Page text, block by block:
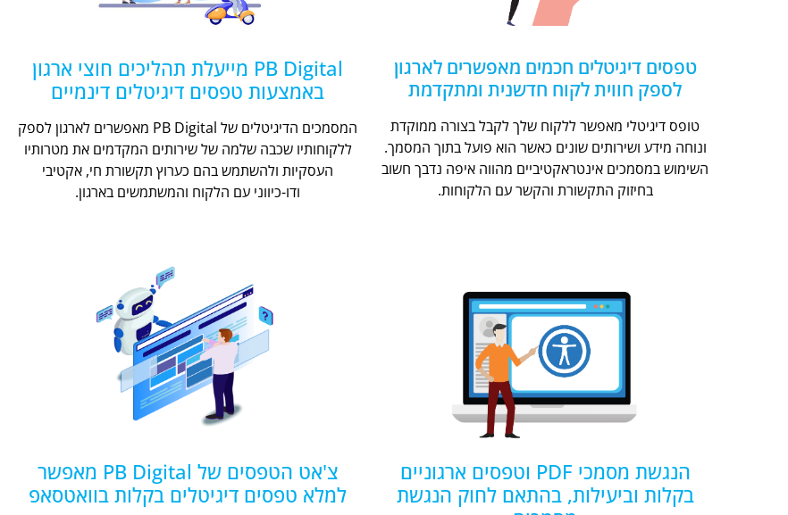
טפסים דיגיטלים חכמים מאפשרים לארגון
לספק חווית לקוח חדשנית ומתקדמת
טופס דיגיטלי מאפשר ללקוח שלך לקבל בצורה ממוקדת
ונוחה מידע ושירותים שונים כאשר הוא פועל בתוך המסמך.
השימוש במסמכים אינטראקטיביים מהווה איפה נדבך חשוב
בחיזוק התקשורת והקשר עם הלקוחות.
PB Digital מייעלת תהליכים חוצי ארגון
באמצעות טפסים דיגיטלים דינמיים
המסמכים הדיגיטלים של PB Digital מאפשרים לארגון לספק
ללקוחותיו שכבה שלמה של שירותים המקדמים את מטרותיו
העסקיות ולהשתמש בהם כערוץ תקשורת חי, אקטיבי
ודו-כיווני עם הלקוח והמשתמשים בארגון.
הנגשת מסמכי PDF וטפסים ארגוניים
בקלות וביעילות, בהתאם לחוק הנגשת
צ'אט הטפסים של PB Digital מאפשר
למלא טפסים דיגיטלים בקלות בוואטסאפ